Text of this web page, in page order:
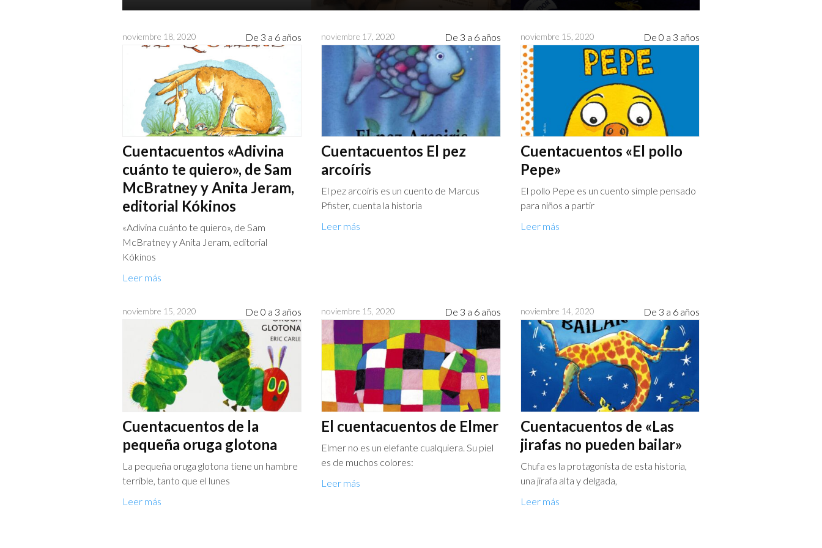
noviembre 18, 2020 De 3 a 6 años
Cuentacuentos «Adivina
cuánto te quiero», de Sam
McBratney y Anita Jeram,
editorial Kókinos
«Adivina cuánto te quiero», de Sam
McBratney y Anita Jeram, editorial
Kókinos
Leer más
noviembre 17, 2020 De 3 a 6 años
Cuentacuentos El pez
arcoíris
El pez arcoíris es un cuento de Marcus
Pfister, cuenta la historia
Leer más
noviembre 15, 2020 De 0 a 3 años
Cuentacuentos «El pollo
Pepe»
El pollo Pepe es un cuento simple pensado
para niños a partir
Leer más
noviembre 15, 2020 De 0 a 3 años
Cuentacuentos de la
pequeña oruga glotona
La pequeña oruga glotona tiene un hambre
terrible, tanto que el lunes
Leer más
noviembre 15, 2020 De 3 a 6 años
El cuentacuentos de Elmer
Elmer no es un elefante cualquiera. Su piel
es de muchos colores:
Leer más
noviembre 14, 2020 De 3 a 6 años
Cuentacuentos de «Las
jirafas no pueden bailar»
Chufa es la protagonista de esta historia,
una jirafa alta y delgada,
Leer más